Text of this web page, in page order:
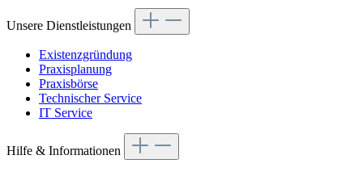
Unsere Dienstleistungen
Existenzgründung
Praxisplanung
Praxisbörse
Technischer Service
IT Service
Hilfe & Informationen